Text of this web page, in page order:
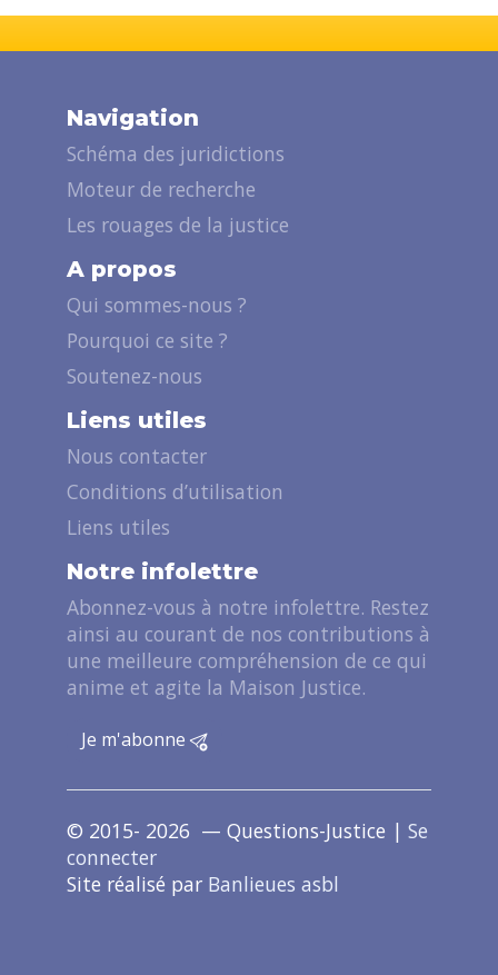
Navigation
Schéma des juridictions
Moteur de recherche
Les rouages de la justice
A propos
Qui sommes-nous ?
Pourquoi ce site ?
Soutenez-nous
Liens utiles
Nous contacter
Conditions d’utilisation
Liens utiles
Notre infolettre
Abonnez-vous à notre infolettre. Restez
ainsi au courant de nos contributions à
une meilleure compréhension de ce qui
anime et agite la Maison Justice.
Je m'abonne
© 2015- 2026 — Questions-Justice | Se
connecter
Site réalisé par Banlieues asbl